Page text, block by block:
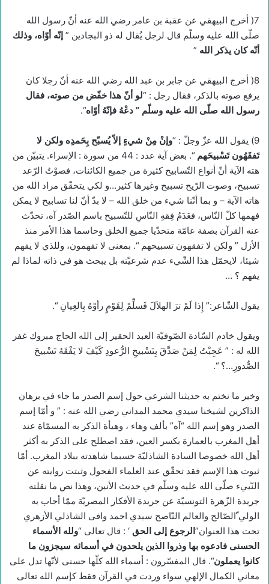
7( أخرج البيهقي عن عقبة بن عامر رضي الله عنه أنّ رسول الله
صلّى الله عليه وسلّم قال لرجل يُقال له ذو البجادين ” إنّه أوّاه، وذلك
أنّه كان يذكر الله ”
8( أخرج البيهقي عن جابر بن عبد الله رضي الله عنه أنّ رجلا كان
يرفع صوته بالذكر، فقال رجل : “لو أنّ هذا خفّض من صوته، فقال
رسول الله صلّى الله عليه وسلّم ” دعْهُ فإنّهُ أوّاه“.
9) يقول الله عزّ وجلّ : “
وإنْ مِنْ شيءٍ إلاّ يُسبّح بِحَمدِه ولكن لا
تَفقَهُون تَسْبيحَهم
“. بعض آية عدد : 44 من سورة : الإسراء. يتبيّن من
هته الآية أنّ أنواع التّسابيح كثيرة من جميع الكائنات، فصوْتُ الرّعد
تسبيح، وصوت الرّيح تسبيح وغيرها كثير…و لكي يتحقّق مراد الله من
هاته الآية – و بما أنّنا شيء من خلق الله – لا بدّ أنّ لنا تسابيح لا يمكن
فهمها كلّ النّاس، فعَدَمُ فِقهِ النّاسِ للتّسبيح باسم الصّدر آه، تحدّث
عنه القرآن بصفة عامّة متحدّيا جميع الخلق وحاسما هذا الأمر منذ
الأزل ” ولكن لا تفقهون تسبيحهم “. بمعنى لا تفهمون، وللذي لا يفهم
شيئا، لايحمّل هذا الشّيء عدم شرعيّته بل يبحث هو في ذاته لماذا لم
يفهم ؟ …
يقول الشّاعر:” إِذا لَمْ ترَ الهلاَلَ فَسلِّمْ لِقَوْمٍ رأوْهُ بِالعِيانِ “.
ويقول خادم السّادة الصّوفيّة العبد الحقير إلى الله الحاج مبروك غفر
الله له : ” عَجِبْتُ لِمَنْ صَدَّقَ بِتَسْبيحِ الرُّعودِ كَيْفَ لا يَفْقَهُ تَسْبيحَ
الصُّدورِ…؟ “.
وخير ما نختم به حديثنا الشرعي حول إسم الصدر ما جاء في برهان
الذاكرين لشيخنا سيدي محمد المداني رضي الله عنه : ” و أمّا إسم
الصدر وهو إسم الله “آه” بألف وهاء ، وهيأة الذكر به المسمّاة عند
أهل المغرب بالعمارة بكسر العين، فقد اصطلح على الذكر به أكثر
أهل الله خصوصا السادة الشاذليّة حسبما شاهدته ببلاد المغرب. أمّا
ثبوت هذا الإسم فقد تحقّق عند العلماء الفحول وثبتت روايته عن
النّبيء صلّى الله عليه وسلّم في حديث الأنين، وهذا نص ما نقلته
جريدة الزّهرة التونسيّة عن جريدة الأفكار المصريّة ممّا أجاب به
الولي ّالصّالح والعالم النّاصح سيدي احمد وافى الشاذلي الأزهري
تحت هذا العنوان”الرجوع إلى الحق ‘ : قال تعالى “ولله الأسماء
الحسنى فادعوه بها وذروا الذين يلحدون في أسمائه سيجزون ما
كانوا يعملون“. قال المفسّرون : أسماء الله كلّها حسنى لأنّها تدل على
معاني الكمال الإلهي سواء وردت في القرآن فقط كإسم الله تعالى